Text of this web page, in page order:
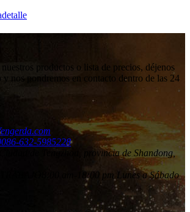
detalle
nuestros productos o lista de precios, déjenos
y nos pondremos en contacto dentro de las 24
632-5985228
Ciudad de Tengzhou, provincia de Shandong,
8:00 am-18:00 pm Lunes a Sábado